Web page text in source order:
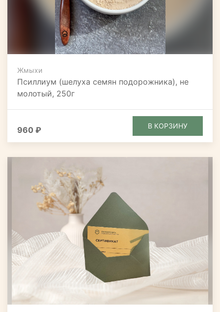
Жмыхи
Псиллиум (шелуха семян подорожника), не
молотый, 250г
960 ₽ В КОРЗИНУ